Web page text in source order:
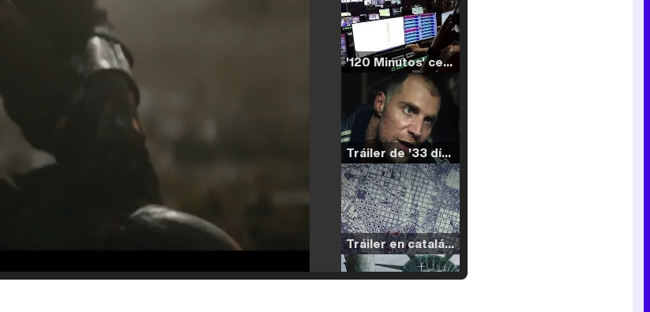
'120 Minutos' celebra sus 2.000 programas en Telemadrid con un vídeo del día a día en la redacción
Tráiler de '33 días', la nueva serie de Atresplayer con Julián Villagrán y José Manuel Poga
Tráiler en catalán de 'Ravalear', la nueva serie de HBO Max sobre los fondos buitre